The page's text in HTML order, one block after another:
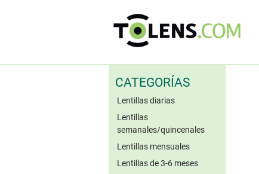
CATEGORÍAS
Lentillas diarias
Lentillas
semanales/quincenales
Lentillas mensuales
Lentillas de 3-6 meses